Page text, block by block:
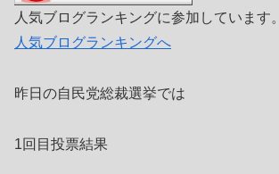
人気ブログランキングに参加しています。
人気ブログランキングへ
昨日の自民党総裁選挙では
1回目投票結果